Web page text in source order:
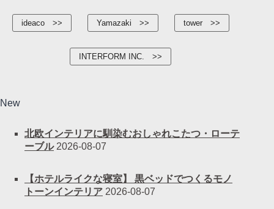
ideaco Yamazaki tower
INTERFORM INC.
New
北欧インテリアに馴染むおしゃれこたつ・ローテ
ーブル 2026-08-07
【ホテルライクな寝室】 黒ベッドでつくるモノ
トーンインテリア 2026-08-07